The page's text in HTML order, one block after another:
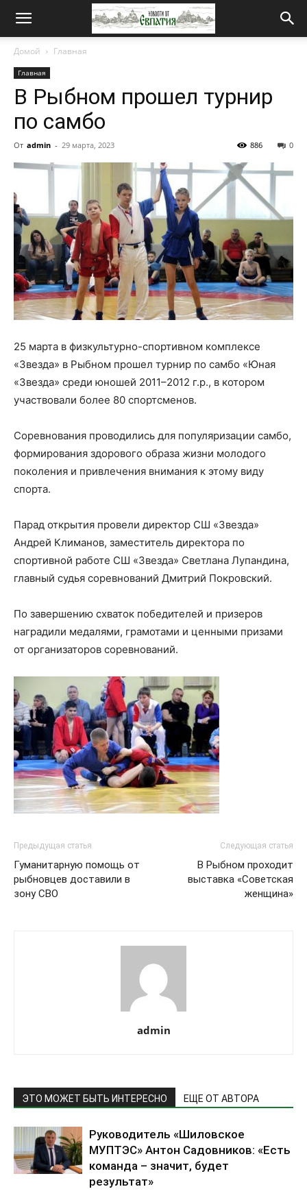
Новости
Домой Главная
Главная
В Рыбном прошел турнир
по самбо
От admin - 29 марта, 2023 0
886
25 марта в физкультурно-спортивном комплексе
«Звезда» в Рыбном прошел турнир по самбо «Юная
«Звезда» среди юношей 2011–2012 г.р., в котором
участвовали более 80 спортсменов.
Соревнования проводились для популяризации самбо,
формирования здорового образа жизни молодого
поколения и привлечения внимания к этому виду
спорта.
Парад открытия провели директор СШ «Звезда»
Андрей Климанов, заместитель директора по
спортивной работе СШ «Звезда» Светлана Лупандина,
главный судья соревнований Дмитрий Покровский.
По завершению схваток победителей и призеров
наградили медалями, грамотами и ценными призами
от организаторов соревнований.
Предыдущая статья
Гуманитарную помощь от
рыбновцев доставили в
зону СВО
Следующая статья
В Рыбном проходит
выставка «Советская
женщина»
admin
ЭТО МОЖЕТ БЫТЬ ИНТЕРЕСНО ЕЩЕ ОТ АВТОРА
Руководитель «Шиловское
МУПТЭС» Антон Садовников: «Есть
команда – значит, будет
результат»